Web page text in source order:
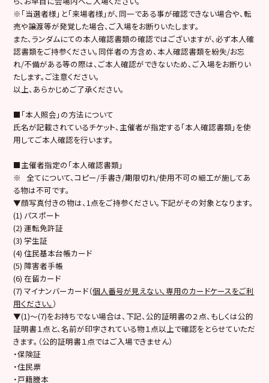
※「当選者様」と「来場者様」が、同一である事が確認できない場合や、転
売や譲渡等が発覚した場合、ご入場をお断りいたします。
また、ランダムにての本人確認書類の確認ではございますが、必ず本人確
認書類をご持参ください。同伴者の方含め、本人確認書類を紛失/お忘
れ/不備がある等の際は、ご本人確認ができないため、ご入場をお断りい
たします。ご注意ください。
以上、あらかじめご了承ください。
■「本人照会」の方法について
氏名が記載されているチケット、主催者が指定する「本人確認書類」を使
用してご本人確認を行います。
■主催者指定の「本人確認書類」
※ 全てについて、コピー/手書き/期限切れ/使用不可の細工が施してあ
る物は不可です。
▼顔写真付きの物は、1点をご持参ください。下記がその対象となります。
(1) パスポート
(2) 運転免許証
(3) 学生証
(4) 住民基本台帳カード
(5) 障害者手帳
(6) 在留カード
(7) マイナンバーカード（個人番号が見えない、専用のカードケースをご利
用ください。 ）
▼(1)～(7)をお持ちでない場合は、下記、公的証明書の２点、もしくは公的
証明書１点と、名前が印字されている物１点以上で確認をとらせていただ
きます。（公的証明書１点ではご入場できません）
・保険証
・住民票
・戸籍謄本